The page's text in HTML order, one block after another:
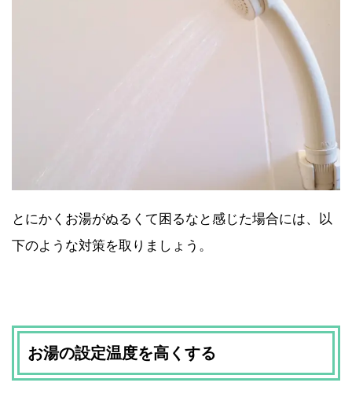
とにかくお湯がぬるくて困るなと感じた場合には、以
下のような対策を取りましょう。
お湯の設定温度を高くする